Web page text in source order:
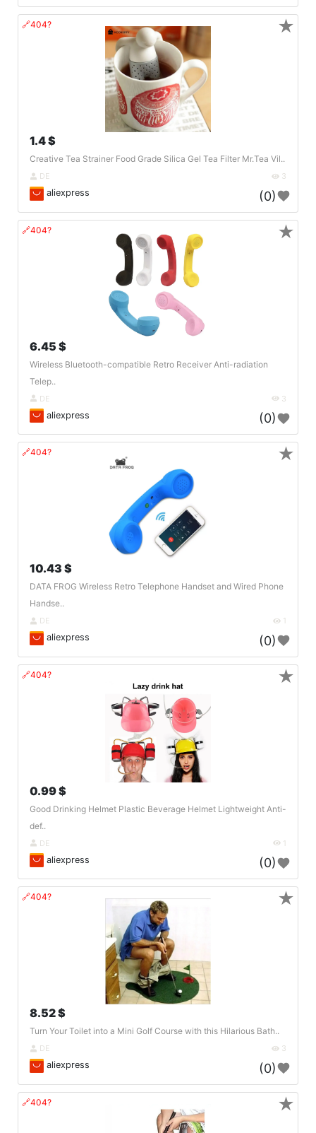
🔗404?
1.4 $
Creative Tea Strainer Food Grade Silica Gel Tea Filter Mr.Tea Vil..
DE 3
aliexpress (0)
★
🔗404?
6.45 $
Wireless Bluetooth-compatible Retro Receiver Anti-radiation
Telep..
DE 3
aliexpress (0)
★
🔗404?
10.43 $
DATA FROG Wireless Retro Telephone Handset and Wired Phone
Handse..
DE 1
aliexpress (0)
★
🔗404?
0.99 $
Good Drinking Helmet Plastic Beverage Helmet Lightweight Anti-
def..
DE 1
aliexpress (0)
★
🔗404?
8.52 $
Turn Your Toilet into a Mini Golf Course with this Hilarious Bath..
DE 3
aliexpress (0)
★
🔗404? ★